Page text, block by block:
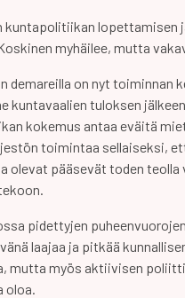
kuntapolitiikan lopettamisen
myhäilee, mutta
demareilla on nyt toiminnan
kuntavaalien tuloksen
kokemus antaa eväitä
toimintaa sellaiseksi,
olevat pääsevät toden teolla
pidettyjen
laajaa ja pitkää
mutta myös aktiivisen
oloa.